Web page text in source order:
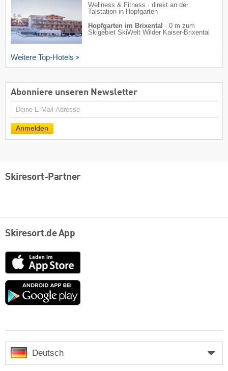
Wellness & Fitness · direkt an der
Talstation in Hopfgarten
Hopfgarten im Brixental
· 0 m zum
Skigebiet SkiWelt Wilder Kaiser-Brixental
Weitere Top-Hotels
Abonniere unseren Newsletter
E-
Anmelden
Skiresort-Partner
Skiresort.de App
App
Store
Google
Deutsch